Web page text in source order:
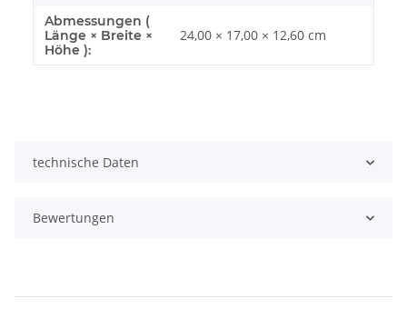
Abmessungen (
Länge × Breite ×
Höhe ):
24,00 × 17,00 × 12,60 cm
technische Daten
Bewertungen